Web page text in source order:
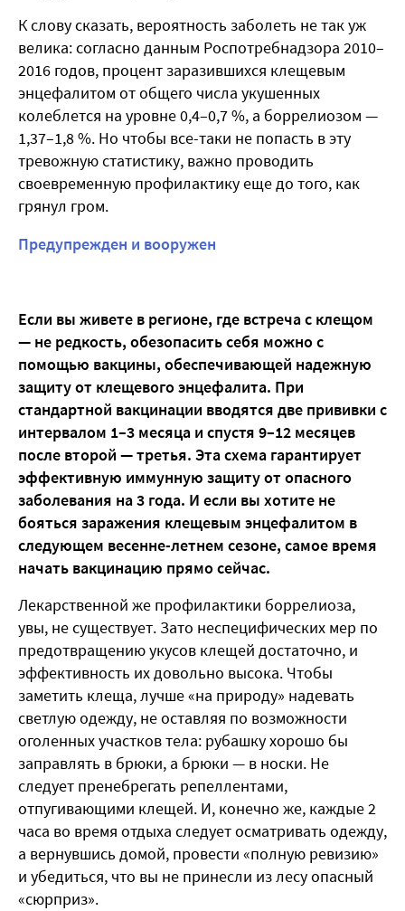
К слову сказать, вероятность заболеть не так уж
велика: согласно данным Роспотребнадзора 2010–
2016 годов, процент заразившихся клещевым
энцефалитом от общего числа укушенных
колеблется на уровне 0,4–0,7 %, а боррелиозом —
1,37–1,8 %. Но чтобы все-таки не попасть в эту
тревожную статистику, важно проводить
своевременную профилактику еще до того, как
грянул гром.
Предупрежден и вооружен
Если вы живете в регионе, где встреча с клещом
— не редкость, обезопасить себя можно с
помощью вакцины, обеспечивающей надежную
защиту от клещевого энцефалита. При
стандартной вакцинации вводятся две прививки с
интервалом 1–3 месяца и спустя 9–12 месяцев
после второй — третья. Эта схема гарантирует
эффективную иммунную защиту от опасного
заболевания на 3 года. И если вы хотите не
бояться заражения клещевым энцефалитом в
следующем весенне-летнем сезоне, самое время
начать вакцинацию прямо сейчас.
Лекарственной же профилактики боррелиоза,
увы, не существует. Зато неспецифических мер по
предотвращению укусов клещей достаточно, и
эффективность их довольно высока. Чтобы
заметить клеща, лучше «на природу» надевать
светлую одежду, не оставляя по возможности
оголенных участков тела: рубашку хорошо бы
заправлять в брюки, а брюки — в носки. Не
следует пренебрегать репеллентами,
отпугивающими клещей. И, конечно же, каждые 2
часа во время отдыха следует осматривать одежду,
а вернувшись домой, провести «полную ревизию»
и убедиться, что вы не принесли из лесу опасный
«сюрприз».